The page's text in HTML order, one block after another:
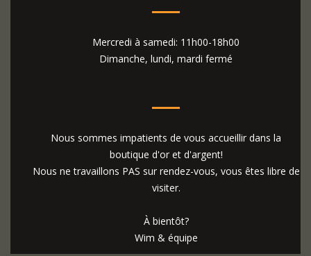
Mercredi à samedi: 11h00-18h00
Dimanche, lundi, mardi fermé
Nous sommes impatients de vous accueillir dans la
boutique d'or et d'argent!
Nous ne travaillons PAS sur rendez-vous, vous êtes libre de
visiter.
À bientôt?
Wim & équipe